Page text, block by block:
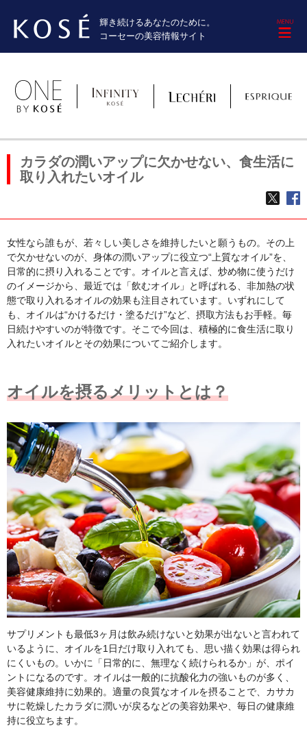
輝き続けるあなたのために。
コーセーの美容情報サイト
カラダの潤いアップに欠かせない、食生活に
取り入れたいオイル
女性なら誰もが、若々しい美しさを維持したいと願うもの。その上
で欠かせないのが、身体の潤いアップに役立つ“上質なオイル”を、
日常的に摂り入れることです。オイルと言えば、炒め物に使うだけ
のイメージから、最近では「飲むオイル」と呼ばれる、非加熱の状
態で取り入れるオイルの効果も注目されています。いずれにして
も、オイルは“かけるだけ・塗るだけ”など、摂取方法もお手軽。毎
日続けやすいのが特徴です。そこで今回は、積極的に食生活に取り
入れたいオイルとその効果についてご紹介します。
オイルを摂るメリットとは？
サプリメントも最低3ヶ月は飲み続けないと効果が出ないと言われて
いるように、オイルを1日だけ取り入れても、思い描く効果は得られ
にくいもの。いかに「日常的に、無理なく続けられるか」が、ポイ
ントになるのです。オイルは一般的に抗酸化力の強いものが多く、
美容健康維持に効果的。適量の良質なオイルを摂ることで、カサカ
サに乾燥したカラダに潤いが戻るなどの美容効果や、毎日の健康維
持に役立ちます。